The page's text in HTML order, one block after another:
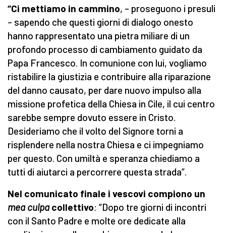
“Ci mettiamo in cammino, – proseguono i presuli
– sapendo che questi giorni di dialogo onesto
hanno rappresentato una pietra miliare di un
profondo processo di cambiamento guidato da
Papa Francesco. In comunione con lui, vogliamo
ristabilire la giustizia e contribuire alla riparazione
del danno causato, per dare nuovo impulso alla
missione profetica della Chiesa in Cile, il cui centro
sarebbe sempre dovuto essere in Cristo.
Desideriamo che il volto del Signore torni a
risplendere nella nostra Chiesa e ci impegniamo
per questo. Con umiltà e speranza chiediamo a
tutti di aiutarci a percorrere questa strada”.
Nel comunicato finale i vescovi compiono un
mea culpacollettivo: “Dopo tre giorni di incontri
con il Santo Padre e molte ore dedicate alla